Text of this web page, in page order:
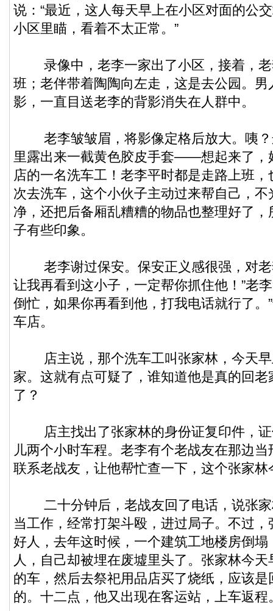
说：“最近，这人每天早上在小区对面的公
小区里瞄，看着不太正常。”
录像中，老李一家出了小区，接着，老
班；老伴带着陶陶向左走，这是去公园。
影，一直目送老李的背影消失在人群中。
老李皱皱眉，将影像定格后放大。咦？
里露出来一截黄色胶皮手套——想起来了，
店的一名洗车工！老李平时都是走路上班
次去洗车，这个小伙子主动过来帮自己，
净，还把后备厢乱糟糟的物品也整理好了
子有些印象。
老李谢过保安。保安正义感很强，对老
让我再看到这小子，一定帮你抓住他！”老
倒忙，如果你再看到他，打我电话就行了。
车店。
店主说，那个洗车工叫张家林，今天早
家。这就有点可疑了，谁知道他是真的回
了？
店主找出了张家林的身份证复印件，证
儿两个小时车程。老李有个老战友在那边
联系老战友，让他帮忙查一下，这个张家
二十分钟后，老战友回了电话，说张家
当工作，经常打架斗殴，进过局子。不过
好人，去年这时候，一个建筑工地楼房倒
人，自己却被埋在废墟里头了。张家林今
的车，然后去祭祀用品店买了烧纸，应该
的。十二点，他又出现在客运站，上车返程